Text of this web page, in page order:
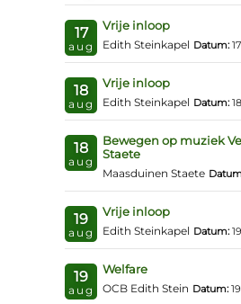
17
aug
Vrije inloop
Edith Steinkapel Datum:
18
aug
Vrije inloop
Edith Steinkapel Datum:
18
aug
Bewegen op muziek
Staete
Maasduinen Staete
19
aug
Vrije inloop
Edith Steinkapel Datum:
19
aug
Welfare
OCB Edith Stein Datum: